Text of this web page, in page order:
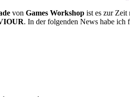
von Games Workshop ist es zur Zeit
. In der folgenden News habe ich